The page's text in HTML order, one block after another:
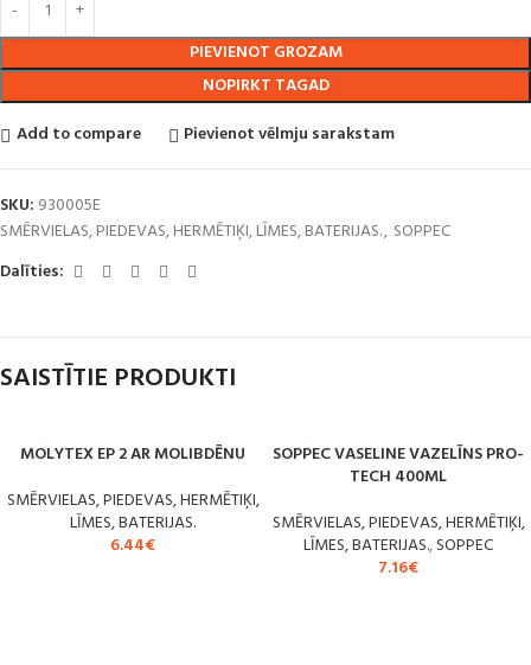
PIEVIENOT GROZAM
NOPIRKT TAGAD
Add to compare
Pievienot vēlmju sarakstam
SKU: 930005E
SMĒRVIELAS, PIEDEVAS, HERMĒTIĶI, LĪMES, BATERIJAS., SOPPEC
Dalīties:
SAISTĪTIE PRODUKTI
MOLYTEX EP 2 AR MOLIBDĒNU
SMĒRVIELAS, PIEDEVAS, HERMĒTIĶI,
LĪMES, BATERIJAS.
6.44€
SOPPEC VASELINE VAZELĪNS PRO-
TECH 400ML
SMĒRVIELAS, PIEDEVAS, HERMĒTIĶI,
LĪMES, BATERIJAS.,SOPPEC
7.16€